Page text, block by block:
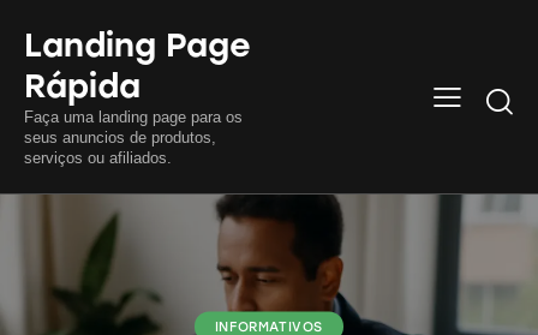
Landing Page
Rápida
Faça uma landing page para os
seus anuncios de produtos,
serviços ou afiliados.
INFORMATIVOS